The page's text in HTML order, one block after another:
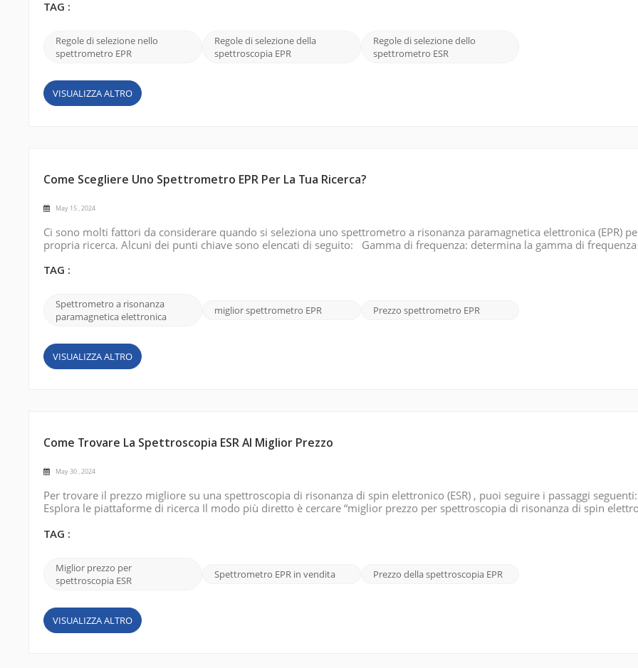
di en...
TAG :
Regole di selezione nello
spettrometro EPR
Regole di selezione della
spettroscopia EPR
Regole di selezione dello
spettrometro ESR
VISUALIZZA ALTRO
Come Scegliere Uno Spettrometro EPR Per La Tua Ricerca?
May 15 , 2024
Ci sono molti fattori da considerare quando si seleziona uno spettrometro a risonanza paramagnetica elettronica (EPR)
propria ricerca. Alcuni dei punti chiave sono elencati di seguito: Gamma di frequenza: determina la gamma di frequenza
banda W. La scelta dipende dal ...
TAG :
Spettrometro a risonanza
paramagnetica elettronica
miglior spettrometro EPR Prezzo spettrometro EPR
VISUALIZZA ALTRO
Come Trovare La Spettroscopia ESR Al Miglior Prezzo
May 30 , 2024
Per trovare il prezzo migliore su una spettroscopia di risonanza di spin elettronico (ESR) , puoi seguire i passaggi
Esplora le piattaforme di ricerca Il modo più diretto è cercare “miglior prezzo per spettroscopia di risonanza di spin
esigenze...
TAG :
Miglior prezzo per
spettroscopia ESR
Spettrometro EPR in vendita Prezzo della spettroscopia EPR
VISUALIZZA ALTRO